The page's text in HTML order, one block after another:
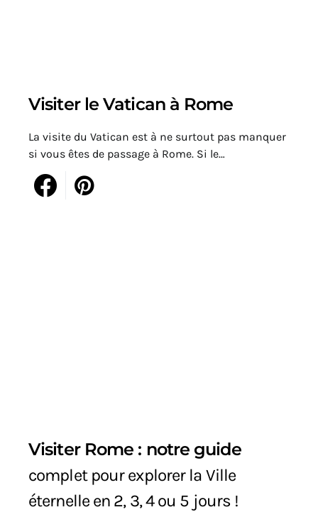
Visiter le Vatican à Rome
La visite du Vatican est à ne surtout pas manquer
si vous êtes de passage à Rome. Si le…
Visiter Rome : notre guide
complet pour explorer la Ville
éternelle en 2, 3, 4 ou 5 jours !